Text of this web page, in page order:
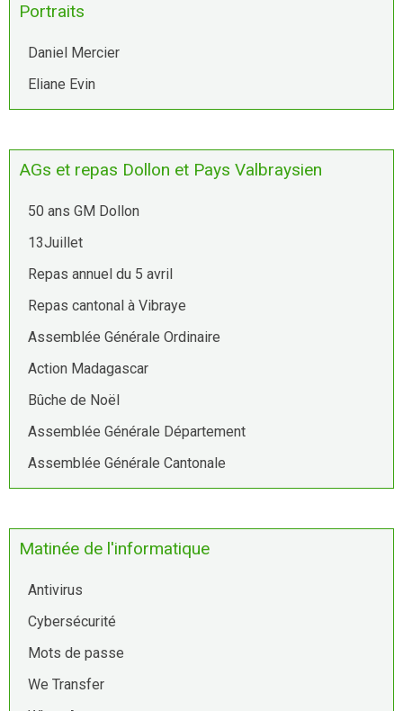
Portraits
Daniel Mercier
Eliane Evin
AGs et repas Dollon et Pays Valbraysien
50 ans GM Dollon
13Juillet
Repas annuel du 5 avril
Repas cantonal à Vibraye
Assemblée Générale Ordinaire
Action Madagascar
Bûche de Noël
Assemblée Générale Département
Assemblée Générale Cantonale
Matinée de l'informatique
Antivirus
Cybersécurité
Mots de passe
We Transfer